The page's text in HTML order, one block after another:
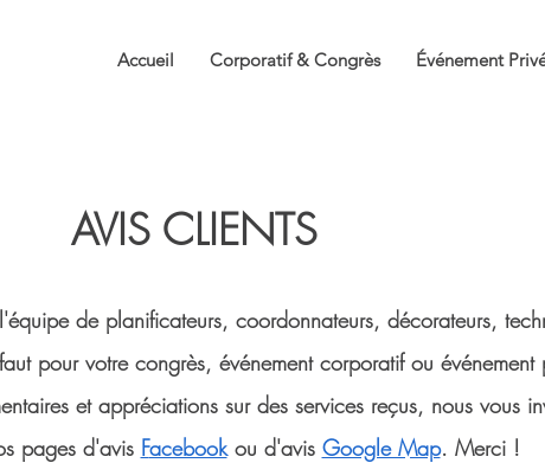
Accueil Corporatif & Congrès Événement
AVIS CLIENTS
de planificateurs, coordonnateurs, décorateurs,
pour votre congrès, événement corporatif ou événement
et appréciations sur des services reçus, nous vous
pages d'avis Facebookou d'avis Google Map. Merci !